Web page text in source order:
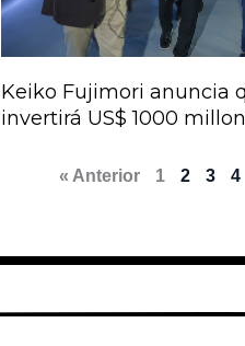
Keiko Fujimori anuncia
invertirá US$ 1000
« Anterior 1 2 3 4